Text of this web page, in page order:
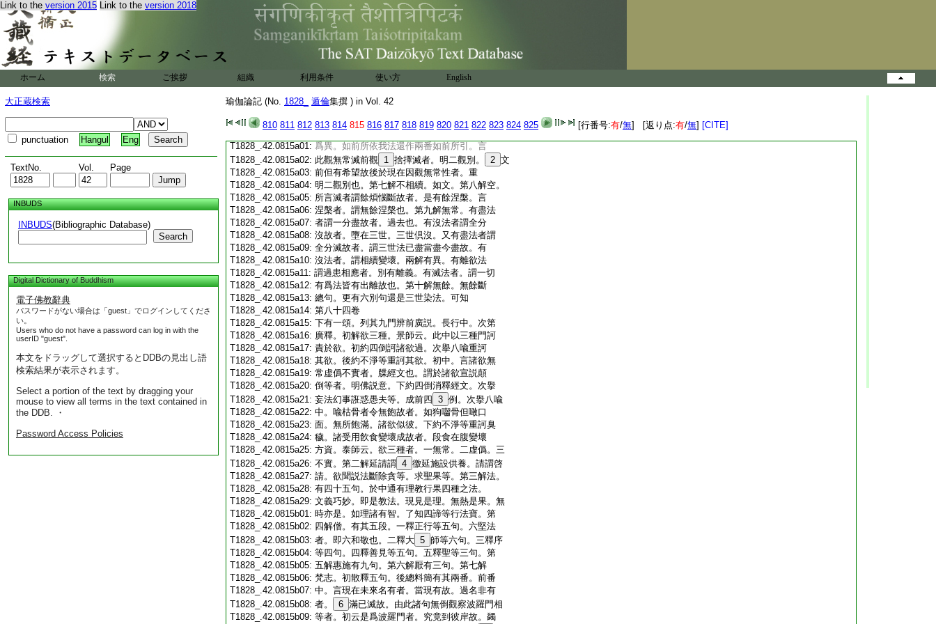
Link to the version 2015 Link to the version 2018
ホーム 検索 ご挨拶 組織 利用条件 使い方 English
大正蔵検索
punctuation Hangul Eng
TextNo. Vol. Page
INBUDS
INBUDS(Bibliographic Database)
Search
Digital Dictionary of Buddhism
電子佛教辭典
パスワードがない場合は「guest」でログインしてくださ
い。
Users who do not have a password can log in with the
userID "guest".
本文をドラッグして選択するとDDBの見出し語
検索結果が表示されます。
Select a portion of the text by dragging your
mouse to view all terms in the text contained in
the DDB. ・
Password Access Policies
瑜伽論記 (No. 1828_ 遁倫集撰 ) in Vol. 42
810 811 812 813 814 815 816 817 818 819 820 821 822 823 824 825 [行番号:有/無] [返り点:有/無] [CITE]
T1828_.42.0814c19:有者。牒經文。或是佛法假我。或是外道計
T1828_.42.0814c20: 有實我。我所當不有等謂約未來世至希求
T1828_.42.0814c21:不生故者。於未來自蘊云我何當不有名希
T1828_.42.0814c22:
求不生。於未來外器世等我所何當不有名
希求不生。又復顯示希求依止不生故者。色
是希求依止故。於未來所依色蘊之上言我
T1828_.42.0814c25:何當不有。言及希求依彼受不生故者。於未
T1828_.42.0814c26: 來受蘊上言我所何當不有故言希求不生。
T1828_.42.0814c27:我當不有我所當
T1828_.42.0814c28: 前云我何。當不有我所何當不有。今不言何
T1828_.42.0815a01: 爲異。如前所依我法還作兩番如前所引。言
T1828_.42.0815a02: 此觀無常滅前觀 1 捨擇滅者。明二觀別。 2 文
T1828_.42.0815a03: 前但有希望故後於現在因觀無常性者。重
T1828_.42.0815a04: 明二觀別也。第七解不相續。如文。第八解空。
T1828_.42.0815a05: 所言滅者謂餘煩惱斷故者。是有餘涅槃。言
T1828_.42.0815a06: 涅槃者。謂無餘涅槃也。第九解無常。有盡法
T1828_.42.0815a07: 者謂一分盡故者。過去也。有沒法者謂全分
T1828_.42.0815a08: 沒故者。墮在三世。三世倶沒。又有盡法者謂
T1828_.42.0815a09: 全分滅故者。謂三世法已盡當盡今盡故。有
T1828_.42.0815a10: 沒法者。謂相續變壞。兩解有異。有離欲法
T1828_.42.0815a11: 謂過患相應者。別有離義。有滅法者。謂一切
T1828_.42.0815a12: 有爲法皆有出離故也。第十解無餘。無餘斷
T1828_.42.0815a13: 總句。更有六別句還是三世染法。可知
T1828_.42.0815a14: 第八十四卷
T1828_.42.0815a15: 下有一頌。列其九門辨前廣説。長行中。次第
T1828_.42.0815a16: 廣釋。初解欲三種。景師云。此中以三種門訶
T1828_.42.0815a17: 責於欲。初約四倒訶諸欲過。次擧八喩重訶
T1828_.42.0815a18: 其欲。後約不淨等重訶其欲。初中。言諸欲無
T1828_.42.0815a19: 常虚僞不實者。牒經文也。謂於諸欲宣説顛
T1828_.42.0815a20: 倒等者。明佛説意。下約四倒消釋經文。次擧
T1828_.42.0815a21: 妄法幻事誑惑愚夫等。成前四 3 例。次擧八喩
T1828_.42.0815a22: 中。喩枯骨者令無飽故者。如狗囓骨但噉口
T1828_.42.0815a23: 面。無所飽滿。諸欲似彼。下約不淨等重訶臭
T1828_.42.0815a24: 穢。諸受用飮食變壞成故者。段食在腹變壞
T1828_.42.0815a25: 方資。泰師云。欲三種者。一無常。二虚僞。三
T1828_.42.0815a26: 不實。第二解延請謂 4 徼延施設供養。請謂啓
T1828_.42.0815a27: 請。欲聞説法斷除貪等。求聖果等。第三解法。
T1828_.42.0815a28: 有四十五句。於中通有理教行果四種之法。
T1828_.42.0815a29: 文義巧妙。即是教法。現見是理。無熱是果。無
T1828_.42.0815b01: 時亦是。如理諸有智。了知四諦等行法寶。第
T1828_.42.0815b02: 四解僧。有其五段。一釋正行等五句。六堅法
T1828_.42.0815b03: 者。即六和敬也。二釋大 5 師等六句。三釋序
T1828_.42.0815b04: 等四句。四釋善見等五句。五釋聖等三句。第
T1828_.42.0815b05: 五解惠施有九句。第六解厭有三句。第七解
T1828_.42.0815b06: 梵志。初散釋五句。後總料簡有其兩番。前番
T1828_.42.0815b07: 中。言現在未來名有者。當現有故。過名非有
T1828_.42.0815b08: 者。 6 滿已滅故。由此諸句無倒觀察波羅門相
T1828_.42.0815b09: 等者。初云是爲波羅門者。究竟到彼岸故。蠲